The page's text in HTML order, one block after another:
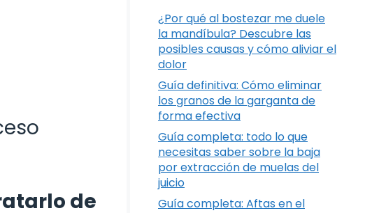
de
¿Por qué al bostezar me duele
la mandíbula? Descubre las
posibles causas y cómo aliviar el
dolor
Guía definitiva: Cómo eliminar
los granos de la garganta de
forma efectiva
Guía completa: todo lo que
necesitas saber sobre la baja
por extracción de muelas del
juicio
Guía completa: Aftas en el